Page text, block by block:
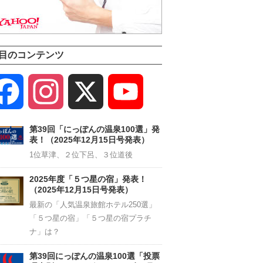
のコンテンツ
Facebook Instagram
Channel
第39回「にっぽんの温泉100選」発
表！（2025年12月15日号発表）
1位草津、２位下呂、３位道後
2025年度「５つ星の宿」発表！
（2025年12月15日号発表）
最新の「人気温泉旅館ホテル250選」
「５つ星の宿」「５つ星の宿プラチ
ナ」は？
第39回にっぽんの温泉100選「投票